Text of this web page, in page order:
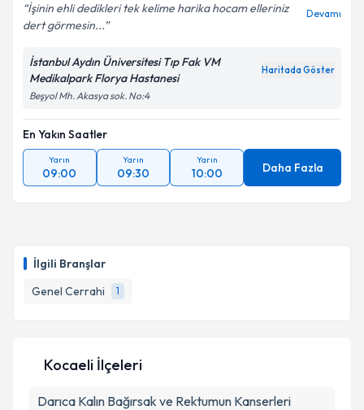
İlgili Branşlar
Genel Cerrahi
1
Metni'ni okudum ve kişisel verilerimin belirtilen
kapsamda işlenmesini kabul ediyorum.
Takvim Talebini Gönder
İşinin ehli dedikleri tek kelime harika hocam elleriniz
dert görmesin...
Devamı
İstanbul Aydın Üniversitesi Tıp Fak VM
Medikalpark Florya Hastanesi
Haritada Göster
Beşyol Mh. Akasya sok. No:4
En Yakın Saatler
Yarın
09:00
Yarın
09:30
Yarın
10:00 Daha Fazla
Kocaeli İlçeleri
Darıca Kalın Bağırsak ve Rektumun Kanserleri